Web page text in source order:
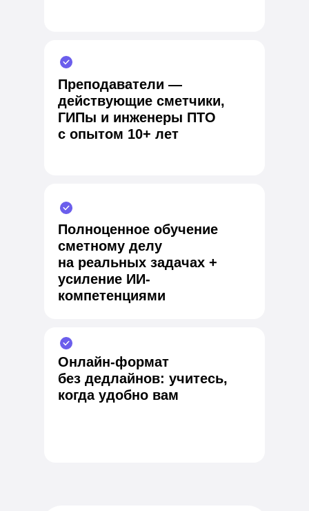
Преподаватели —
действующие сметчики,
ГИПы и инженеры ПТО
с опытом 10+ лет
Онлайн-формат
без дедлайнов: учитесь,
когда удобно вам
Полноценное обучение
сметному делу
на реальных задачах +
усиление ИИ-
компетенциями